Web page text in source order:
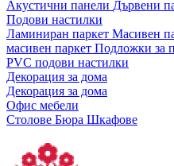
Акустични панели Дървени
Подови настилки
Ламиниран паркет Масивен
масивен паркет Подложки за
PVC подови настилки
Декорация за дома
Декорация за дома
Офис мебели
Столове Бюра Шкафове